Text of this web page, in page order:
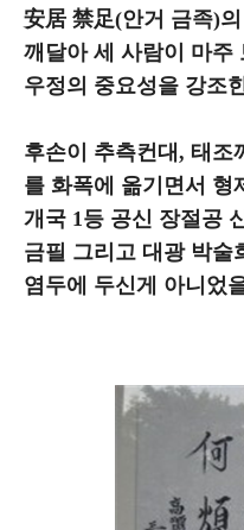
安居 禁足(안거 금족)
깨달아 세 사람이 마주
우정의 중요성을 강조
후손이 추측컨대, 태조
를 화폭에 옮기면서 형
개국 1등 공신 장절공
금필 그리고 대광 박술
염두에 두신게 아니었